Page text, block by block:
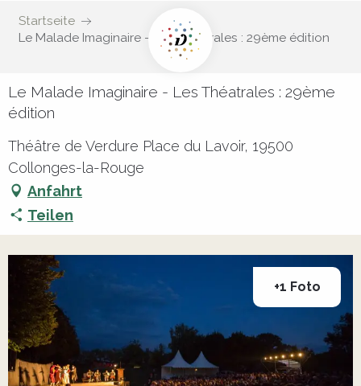
Startseite
Le Malade Imaginaire - Les Théatrales : 29ème édition
Le Malade Imaginaire - Les Théatrales : 29ème
édition
Théâtre de Verdure Place du Lavoir, 19500
Collonges-la-Rouge
Anfahrt
Teilen
+1 Foto